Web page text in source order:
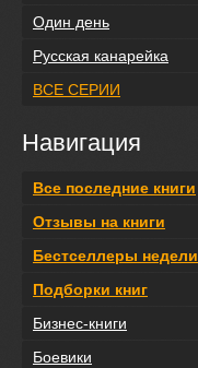
Один день
Русская канарейка
ВСЕ СЕРИИ
Навигация
Все последние книги
Отзывы на книги
Бестселлеры недели
Подборки книг
Бизнес-книги
Боевики